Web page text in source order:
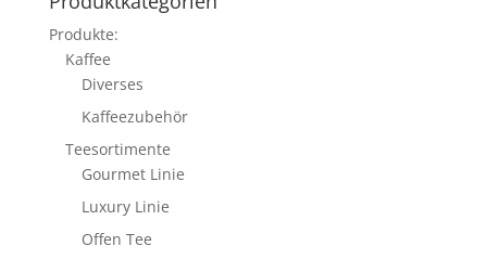
Produkte:
Kaffee
Diverses
Kaffeezubehör
Teesortimente
Gourmet Linie
Luxury Linie
Offen Tee